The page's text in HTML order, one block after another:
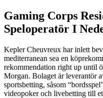
Gaming Corps
Speloperatör I
Kepler Cheuvreux har inlett
mediterranean sea en
rekommendation right up until
Morgan. Bolaget är leverantör
sportsbetting, såsom
videopoker och livebetting till